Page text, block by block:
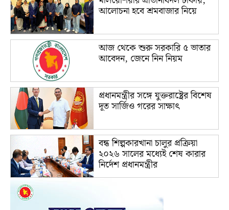
আলোচনা হবে শ্রমবাজার নিয়ে
আজ থেকে শুরু সরকারি ৫ ভাতার
আবেদন, জেনে নিন নিয়ম
প্রধানমন্ত্রীর সঙ্গে যুক্তরাষ্ট্রের বিশেষ
দূত সার্জিও গরের সাক্ষাৎ
বন্ধ শিল্পকারখানা চালুর প্রক্রিয়া
২০২৬ সালের মধ্যেই শেষ কারার
নির্দেশ প্রধানমন্ত্রীর